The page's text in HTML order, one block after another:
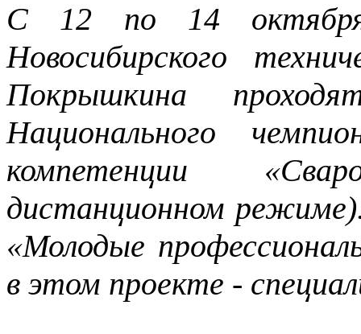
С 12 по 14
Новосибирского
Покрышкина
Национального
компетенции
дистанционном
«Молодые
в этом проекте -